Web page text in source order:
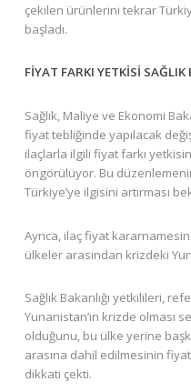
çekilen ürünlerini tekrar
başladı.
FİYAT FARKI YETKİSİ
Sağlık, Maliye ve Ekonomi
fiyat tebliğinde yapılacak
ilaçlarla ilgili fiyat farkı
öngörülüyor. Bu
Türkiye’ye ilgisini artırması
Ayrıca, ilaç fiyat
ülkeler arasından krizdeki
Sağlık Bakanlığı yetkilileri,
Yunanistan’ın krizde olması
olduğunu, bu ülke yerine
arasına dahil edilmesinin
dikkati çekti.